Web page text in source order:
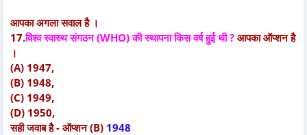
आपका अगला सवाल है ।
17.विश्व स्वास्थ संगठन (WHO) की स्थापना किस वर्ष हुई थी ? आपका ऑप्शन है
।
(A) 1947,
(B) 1948,
(C) 1949,
(D) 1950,
सही जवाब है - ऑप्शन (B) 1948